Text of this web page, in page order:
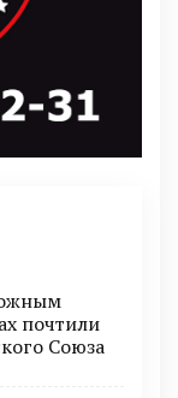
почтили
Союза